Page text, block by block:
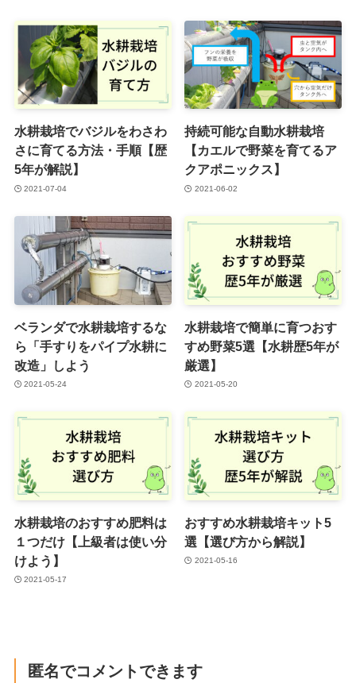
水耕栽培でバジルをわさわ
さに育てる方法・手順【歴
5年が解説】
2021-07-04
持続可能な自動水耕栽培
【カエルで野菜を育てるア
クアポニックス】
2021-06-02
ベランダで水耕栽培するな
ら「手すりをパイプ水耕に
改造」しよう
2021-05-24
水耕栽培で簡単に育つおす
すめ野菜5選【水耕歴5年が
厳選】
2021-05-20
水耕栽培のおすすめ肥料は
１つだけ【上級者は使い分
けよう】
2021-05-17
おすすめ水耕栽培キット5
選【選び方から解説】
2021-05-16
匿名でコメントできます